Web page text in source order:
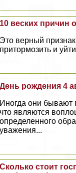
10 веских причин
Это верный признак
притормозить и
День рождения 4
Иногда они бывают
что являются
определенного
уважения...
Сколько стоит